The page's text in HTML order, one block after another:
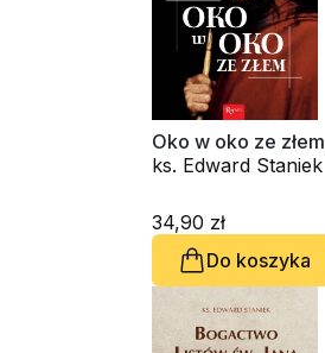
Oko w oko ze złem
ks. Edward Staniek
34,90 zł
Do koszyka